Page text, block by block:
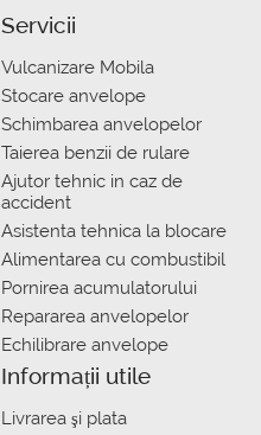
Servicii
Vulcanizare Mobila
Stocare anvelope
Schimbarea anvelopelor
Taierea benzii de rulare
Ajutor tehnic in caz de
accident
Asistenta tehnica la blocare
Alimentarea cu combustibil
Pornirea acumulatorului
Repararea anvelopelor
Echilibrare anvelope
Informații utile
Livrarea şi plata